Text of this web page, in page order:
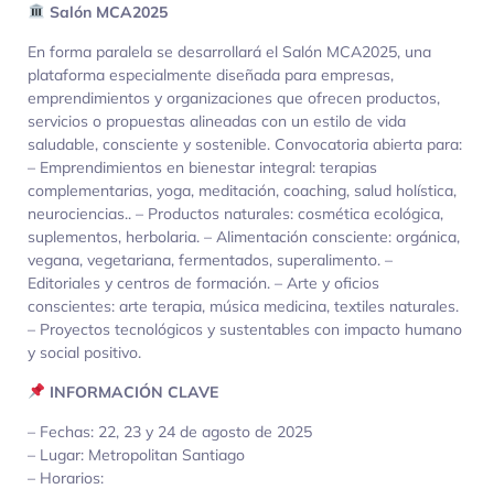
Salón MCA2025
En forma paralela se desarrollará el Salón MCA2025, una
plataforma especialmente diseñada para empresas,
emprendimientos y organizaciones que ofrecen productos,
servicios o propuestas alineadas con un estilo de vida
saludable, consciente y sostenible. Convocatoria abierta para:
– Emprendimientos en bienestar integral: terapias
complementarias, yoga, meditación, coaching, salud holística,
neurociencias.. – Productos naturales: cosmética ecológica,
suplementos, herbolaria. – Alimentación consciente: orgánica,
vegana, vegetariana, fermentados, superalimento. –
Editoriales y centros de formación. – Arte y oficios
conscientes: arte terapia, música medicina, textiles naturales.
– Proyectos tecnológicos y sustentables con impacto humano
y social positivo.
INFORMACIÓN CLAVE
– Fechas: 22, 23 y 24 de agosto de 2025
– Lugar: Metropolitan Santiago
– Horarios: